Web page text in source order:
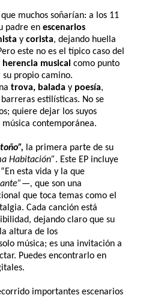
muchos soñarían: a los 11
padre en escenarios
y corista, dejando huella
este no es el típico caso del
herencia musical como punto
propio camino.
trova, balada y poesía,
estilísticas. No se
quiere dejar los suyos
contemporánea.
la primera parte de su
Habitación”. Este EP incluye
“En esta vida y la que
que son una
que toca temas como el
Cada canción está
dejando claro que su
altura de los
música; es una invitación a
Puedes encontrarlo en
importantes escenarios